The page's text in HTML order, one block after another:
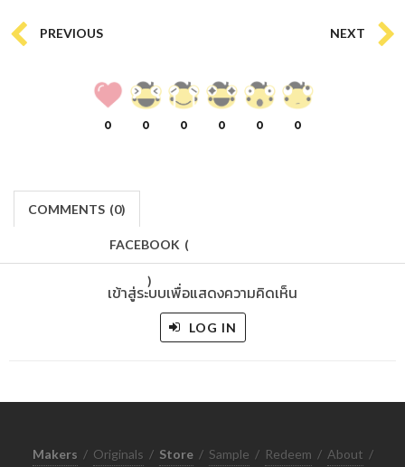
PREVIOUS NEXT
0 0 0 0 0 0
COMMENTS (0)
FACEBOOK (
)
เข้าสู่ระบบเพื่อแสดงความคิดเห็น
LOG IN
Makers / Originals / Store / Sample / Redeem / About /